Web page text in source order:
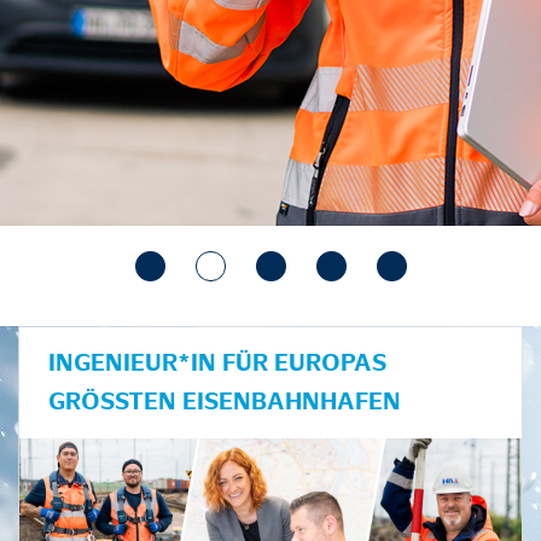
INGENIEUR*IN FÜR EUROPAS
GRÖSSTEN EISENBAHNHAFEN